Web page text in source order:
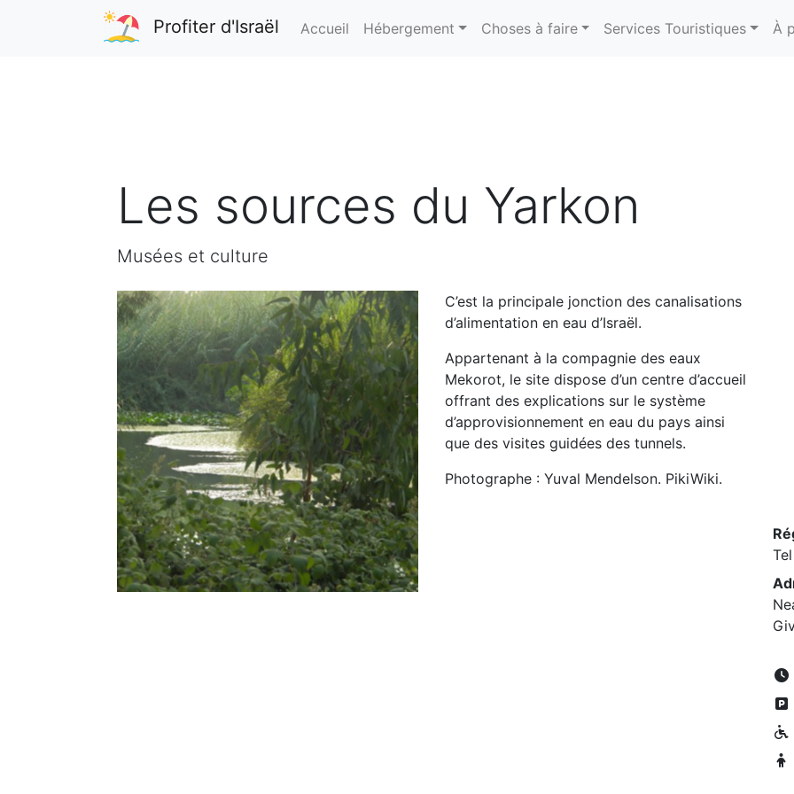
Profiter d'Israël Accueil Hébergement Choses à faire Services Touristiques À
Les sources du Yarkon
Musées et culture
C’est la principale jonction des canalisations
d’alimentation en eau d’Israël.
Appartenant à la compagnie des eaux
Mekorot, le site dispose d’un centre d’accueil
offrant des explications sur le système
d’approvisionnement en eau du pays ainsi
que des visites guidées des tunnels.
Photographe : Yuval Mendelson. PikiWiki.